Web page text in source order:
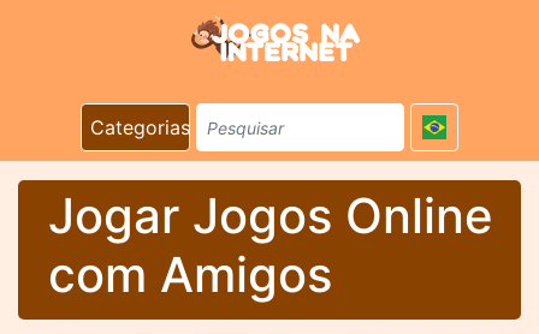
Categorias
Jogar Jogos Online
com Amigos